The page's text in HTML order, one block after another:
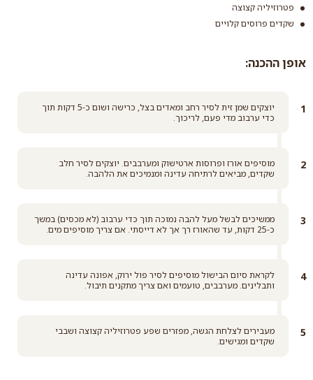
פטרוזיליה קצוצה
שקדים פרוסים קלויים
אופן ההכנה:
יוצקים שמן זית לסיר רחב ומאדים בצל, כרישה ושום כ-5 דקות תוך
כדי ערבוב מדי פעם, לריכוך.
מוסיפים אורז ופרוסות ארטישוק ומערבבים. יוצקים לסיר חלב
שקדים, מביאים לרתיחה עדינה ומנמיכים את הלהבה.
ממשיכים לבשל מעל להבה נמוכה תוך כדי ערבוב (לא מכסים) במשך
כ-25 דקות, עד שהאורז רך אך לא דייסתי. אם צריך מוסיפים מים.
לקראת סיום הבישול מוסיפים לסיר פול ירוק, אפונה עדינה
ותבלינים. מערבבים, טועמים ואם צריך מתקנים תיבול.
מעבירים לצלחת הגשה, מפזרים שפע פטרוזיליה קצוצה ושבבי
שקדים ומגישים.